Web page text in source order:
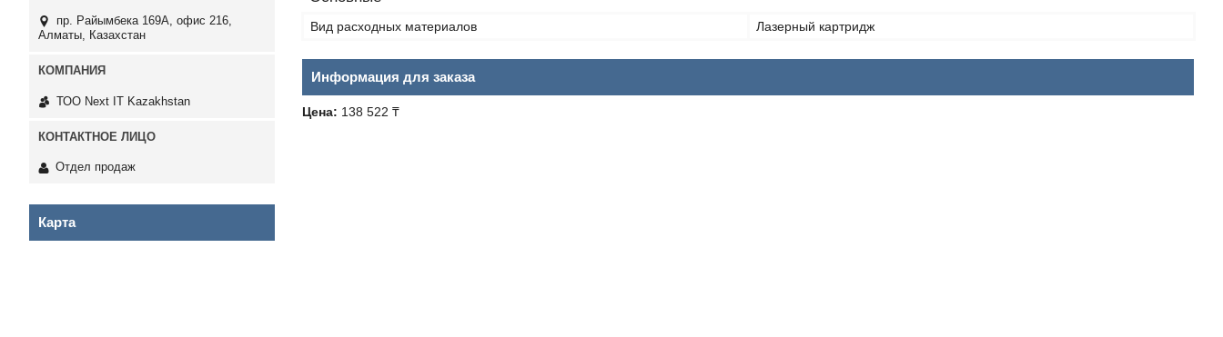
Вид расходных материалов Лазерный картридж
Информация для заказа
Цена: 138 522 ₸
пр. Райымбека 169А, офис 216,
Алматы, Казахстан
ТОО Next IT Kazakhstan
Отдел продаж
Карта